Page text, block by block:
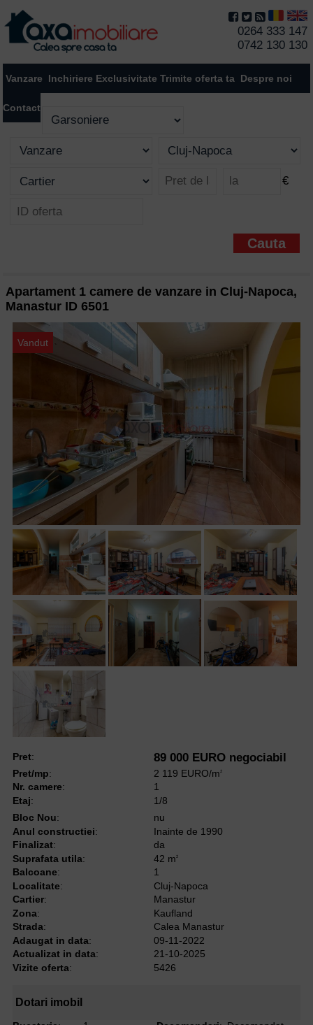
0264 333 147
0742 130 130
Vanzare Inchiriere Exclusivitate Trimite oferta ta Despre noi
Contact
€
Apartament 1 camere de vanzare in Cluj-Napoca,
Manastur ID 6501
Vandut
Pret: 89 000 EURO negociabil
Pret/mp: 2 119 EURO/m2
Nr. camere:
1
Etaj:
1/8
Bloc Nou:
nu
Anul constructiei:
Inainte de 1990
Finalizat:
da
Suprafata utila: 42 m2
Balcoane:
1
Localitate:
Cluj-Napoca
Cartier:
Manastur
Zona:
Kaufland
Strada:
Calea Manastur
Adaugat in data:
09-11-2022
Actualizat in data:
21-10-2025
Vizite oferta: 5426
Dotari imobil